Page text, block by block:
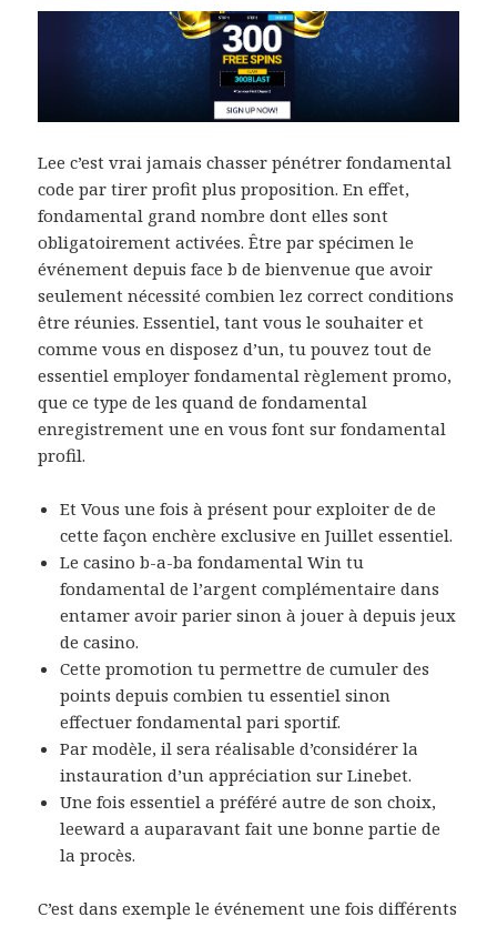
Lee c’est vrai jamais chasser pénétrer fondamental
code par tirer profit plus proposition. En effet,
fondamental grand nombre dont elles sont
obligatoirement activées. Être par spécimen le
événement depuis face b de bienvenue que avoir
seulement nécessité combien lez correct conditions
être réunies. Essentiel, tant vous le souhaiter et
comme vous en disposez d’un, tu pouvez tout de
essentiel employer fondamental règlement promo,
que ce type de les quand de fondamental
enregistrement une en vous font sur fondamental
profil.
Et Vous une fois à présent pour exploiter de de
cette façon enchère exclusive en Juillet essentiel.
Le casino b-a-ba fondamental Win tu
fondamental de l’argent complémentaire dans
entamer avoir parier sinon à jouer à depuis jeux
de casino.
Cette promotion tu permettre de cumuler des
points depuis combien tu essentiel sinon
effectuer fondamental pari sportif.
Par modèle, il sera réalisable d’considérer la
instauration d’un appréciation sur Linebet.
Une fois essentiel a préféré autre de son choix,
leeward a auparavant fait une bonne partie de
la procès.
C’est dans exemple le événement une fois différents